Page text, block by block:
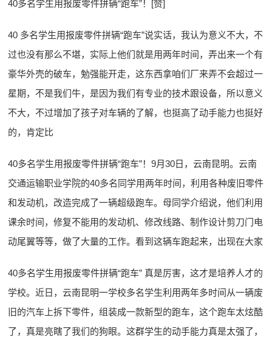
40多名学生用报废零件拼辆“跑车”！[赞]
40 多名学生用报废零件拼辆“跑车”说实话，我认为意义不大，不
过也没有那么不堪，实际上他们就是用两年时间，弄出来一个有
豪华外壳的破车，勉强能开走，这东西拿咱们厂来弄不会超过一
星期，不是我们牛，是因为我们有专业的技术跟设备，所以意义
不大，不过增加了孩子对车辆的了解，也挺高了动手能力也挺好
的，肯定比
40多名学生用报废零件拼辆“跑车”！9月30日，云南昆明。云南
交通运输职业学院的40多名同学用两年时间，利用各种废旧零件
和发动机，改造完成了一辆超级跑车。母同学介绍说，他们利用
课余时间，修复不能用的发动机、修改线路、制作设计剪刀门电
动尾翼等等，做了大量的工作。看到这辆车跑起来，出现在大家
40多名学生用报废零件拼辆“跑车” 真是厉害，这才是培养人才的
学校。近日，云南昆明一学校多名学生利用两年多时间从一辆废
旧的汽车上拆下零件，组装成一款新型的跑车，这个跑车太炫酷
了，真是亮瞎了我们的狗眼。这群学生的动手能力真是太强了，